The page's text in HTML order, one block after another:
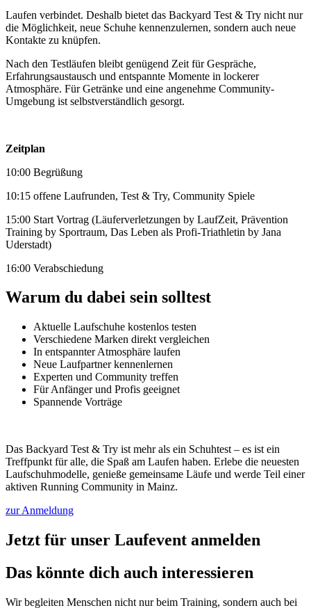
Laufen verbindet. Deshalb bietet das Backyard Test & Try nicht nur
die Möglichkeit, neue Schuhe kennenzulernen, sondern auch neue
Kontakte zu knüpfen.
Nach den Testläufen bleibt genügend Zeit für Gespräche,
Erfahrungsaustausch und entspannte Momente in lockerer
Atmosphäre. Für Getränke und eine angenehme Community-
Umgebung ist selbstverständlich gesorgt.
Zeitplan
10:00 Begrüßung
10:15 offene Laufrunden, Test & Try, Community Spiele
15:00 Start Vortrag (Läuferverletzungen by LaufZeit, Prävention
Training by Sportraum, Das Leben als Profi-Triathletin by Jana
Uderstadt)
16:00 Verabschiedung
Warum du dabei sein solltest
Aktuelle Laufschuhe kostenlos testen
Verschiedene Marken direkt vergleichen
In entspannter Atmosphäre laufen
Neue Laufpartner kennenlernen
Experten und Community treffen
Für Anfänger und Profis geeignet
Spannende Vorträge
Das Backyard Test & Try ist mehr als ein Schuhtest – es ist ein
Treffpunkt für alle, die Spaß am Laufen haben. Erlebe die neuesten
Laufschuhmodelle, genieße gemeinsame Läufe und werde Teil einer
aktiven Running Community in Mainz.
zur Anmeldung
Jetzt für unser Laufevent anmelden
Das könnte dich auch interessieren
Wir begleiten Menschen nicht nur beim Training, sondern auch bei